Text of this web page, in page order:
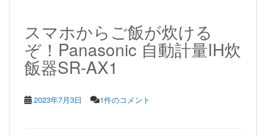
スマホからご飯が炊ける
ぞ！Panasonic 自動計量IH炊
飯器SR-AX1
2023年7月3日 1件のコメント